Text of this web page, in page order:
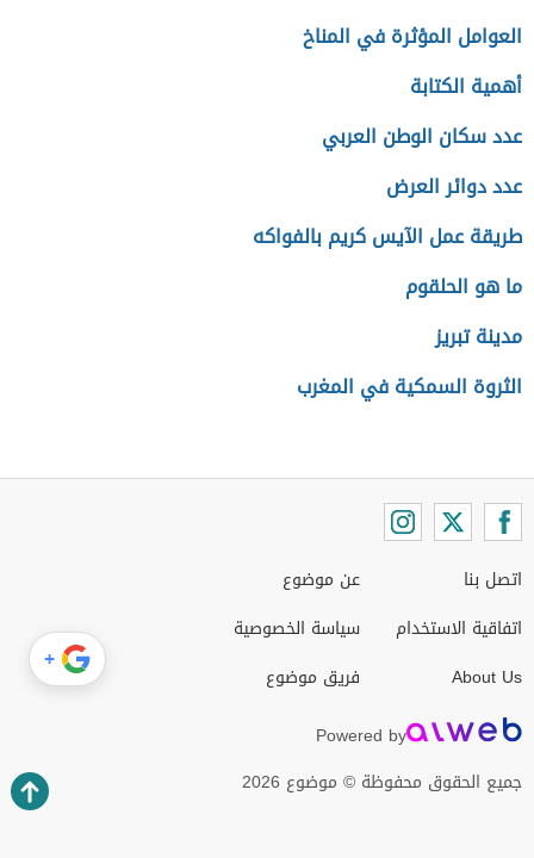
العوامل المؤثرة في المناخ
أهمية الكتابة
عدد سكان الوطن العربي
عدد دوائر العرض
طريقة عمل الآيس كريم بالفواكه
ما هو الحلقوم
مدينة تبريز
الثروة السمكية في المغرب
اتصل بنا
اتفاقية الاستخدام
About Us
عن موضوع
سياسة الخصوصية
فريق موضوع
Powered by
جميع الحقوق محفوظة © موضوع 2026
+